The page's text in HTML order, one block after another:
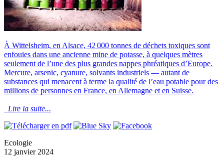
À Wittelsheim, en Alsace, 42 000 tonnes de déchets toxiques sont
enfouies dans une ancienne mine de potasse, à quelques mètres
seulement de l’une des plus grandes nappes phréatiques d’Europe.
Mercure, arsenic, cyanure, solvants industriels — autant de
substances qui menacent à terme la qualité de l’eau potable pour des
millions de personnes en France, en Allemagne et en Suisse.
Lire la suite...
Ecologie
12 janvier 2024